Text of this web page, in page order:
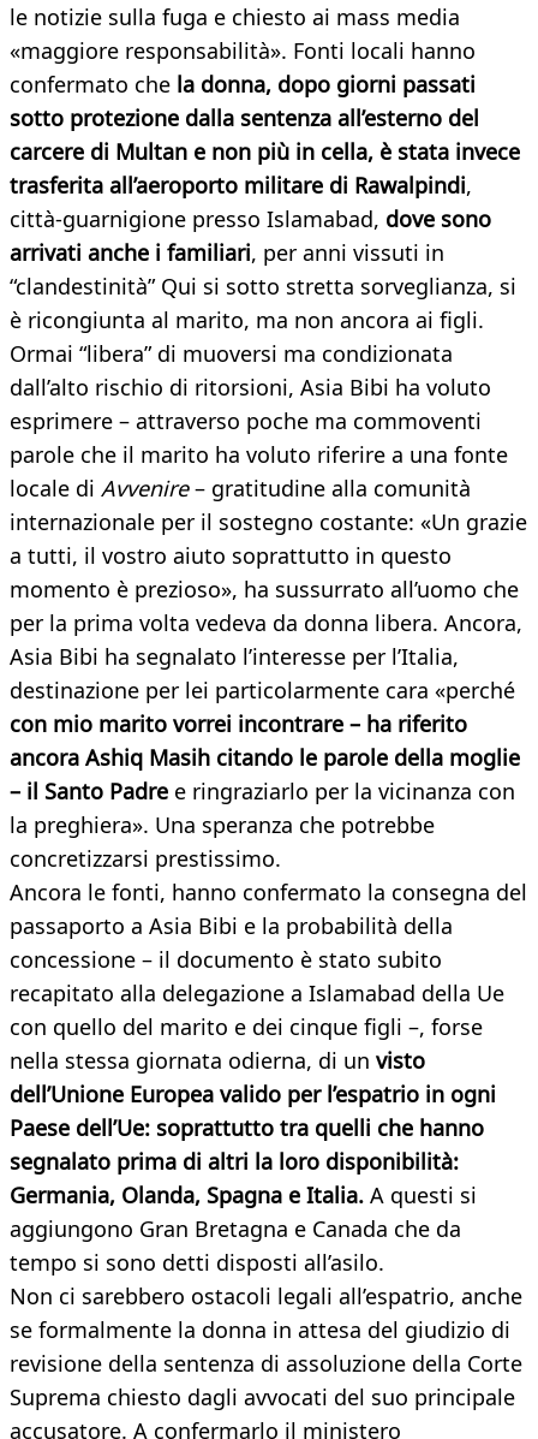
le notizie sulla fuga e chiesto ai mass media
«maggiore responsabilità». Fonti locali hanno
confermato che la donna, dopo giorni passati
sotto protezione dalla sentenza all’esterno del
carcere di Multan e non più in cella, è stata invece
trasferita all’aeroporto militare di Rawalpindi,
città-guarnigione presso Islamabad, dove sono
arrivati anche i familiari, per anni vissuti in
“clandestinità” Qui si sotto stretta sorveglianza, si
è ricongiunta al marito, ma non ancora ai figli.
Ormai “libera” di muoversi ma condizionata
dall’alto rischio di ritorsioni, Asia Bibi ha voluto
esprimere – attraverso poche ma commoventi
parole che il marito ha voluto riferire a una fonte
locale di Avvenire– gratitudine alla comunità
internazionale per il sostegno costante: «Un grazie
a tutti, il vostro aiuto soprattutto in questo
momento è prezioso», ha sussurrato all’uomo che
per la prima volta vedeva da donna libera. Ancora,
Asia Bibi ha segnalato l’interesse per l’Italia,
destinazione per lei particolarmente cara «perché
con mio marito vorrei incontrare – ha riferito
ancora Ashiq Masih citando le parole della moglie
– il Santo Padre e ringraziarlo per la vicinanza con
la preghiera». Una speranza che potrebbe
concretizzarsi prestissimo.
Ancora le fonti, hanno confermato la consegna del
passaporto a Asia Bibi e la probabilità della
concessione – il documento è stato subito
recapitato alla delegazione a Islamabad della Ue
con quello del marito e dei cinque figli –, forse
nella stessa giornata odierna, di un visto
dell’Unione Europea valido per l’espatrio in ogni
Paese dell’Ue: soprattutto tra quelli che hanno
segnalato prima di altri la loro disponibilità:
Germania, Olanda, Spagna e Italia. A questi si
aggiungono Gran Bretagna e Canada che da
tempo si sono detti disposti all’asilo.
Non ci sarebbero ostacoli legali all’espatrio, anche
se formalmente la donna in attesa del giudizio di
revisione della sentenza di assoluzione della Corte
Suprema chiesto dagli avvocati del suo principale
accusatore. A confermarlo il ministero